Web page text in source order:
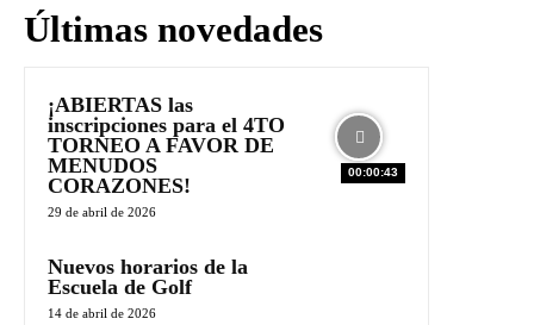
Últimas novedades
00:00:43
¡ABIERTAS las
inscripciones para el 4TO
TORNEO A FAVOR DE
MENUDOS
CORAZONES!
29 de abril de 2026
Nuevos horarios de la
Escuela de Golf
14 de abril de 2026